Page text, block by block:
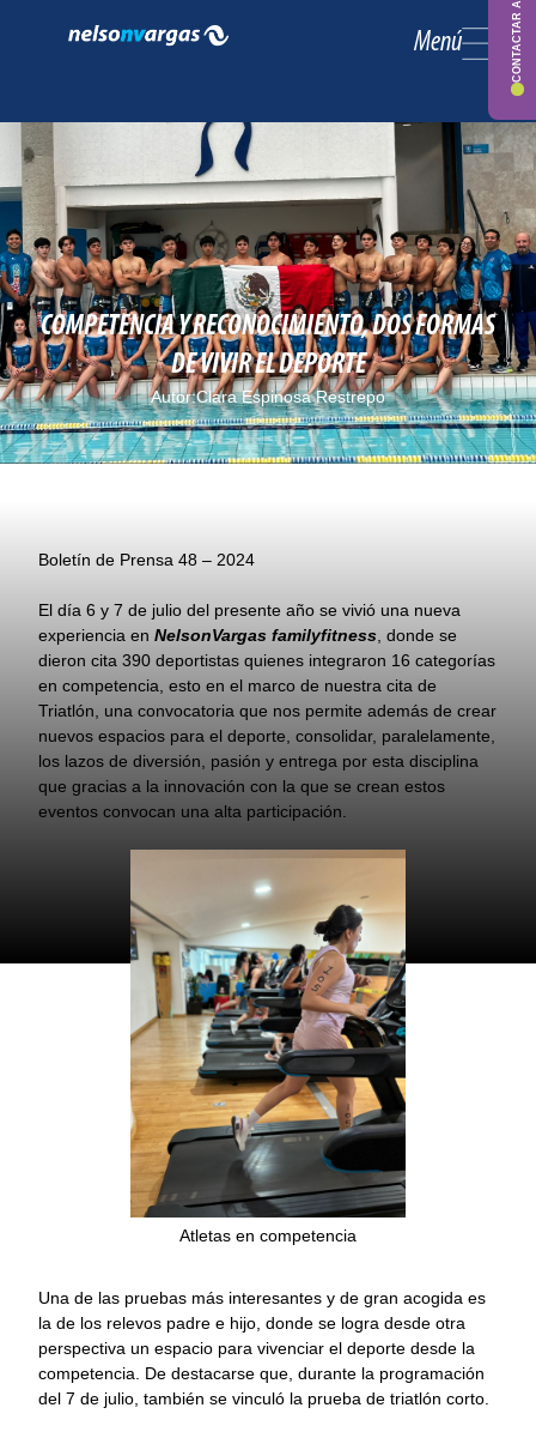
Menú
COMPETENCIA Y RECONOCIMIENTO, DOS FORMAS
DE VIVIR EL DEPORTE
Autor:Clara Espinosa Restrepo
Boletín de Prensa 48 – 2024
El día 6 y 7 de julio del presente año se vivió una nueva
experiencia en NelsonVargas familyfitness , donde se
dieron cita 390 deportistas quienes integraron 16 categorías
en competencia, esto en el marco de nuestra cita de
Triatlón, una convocatoria que nos permite además de crear
nuevos espacios para el deporte, consolidar, paralelamente,
los lazos de diversión, pasión y entrega por esta disciplina
que gracias a la innovación con la que se crean estos
eventos convocan una alta participación.
Atletas en competencia
Una de las pruebas más interesantes y de gran acogida es
la de los relevos padre e hijo, donde se logra desde otra
perspectiva un espacio para vivenciar el deporte desde la
competencia. De destacarse que, durante la programación
del 7 de julio, también se vinculó la prueba de triatlón corto.